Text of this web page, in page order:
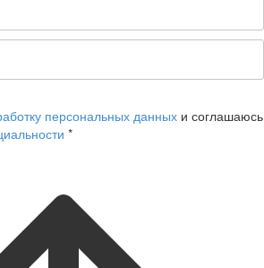
персональных данных и соглашаюсь
*